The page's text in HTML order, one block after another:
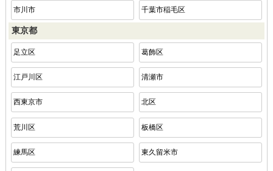
市川市 千葉市稲毛区
東京都
足立区 葛飾区
江戸川区 清瀬市
西東京市 北区
荒川区 板橋区
練馬区 東久留米市